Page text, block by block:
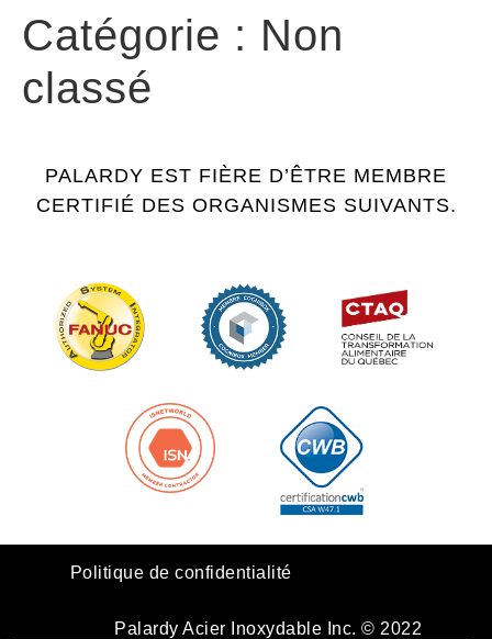
Catégorie : Non
classé
PALARDY EST FIÈRE D’ÊTRE MEMBRE
CERTIFIÉ DES ORGANISMES SUIVANTS.
Politique de confidentialité
Palardy Acier Inoxydable Inc. © 2022